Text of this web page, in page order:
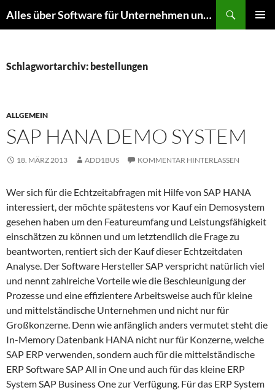
Inhalt
Alles über Software für Unternehmen und mehr
Schlagwortarchiv: bestellungen
ALLGEMEIN
SAP HANA DEMO SYSTEM
18. MÄRZ 2013 ADD1BUS KOMMENTAR HINTERLASSEN
Wer sich für die Echtzeitabfragen mit Hilfe von SAP HANA
interessiert, der möchte spätestens vor Kauf ein Demosystem
gesehen haben um den Featureumfang und Leistungsfähigkeit
einschätzen zu können und um letztendlich die Frage zu
beantworten, rentiert sich der Kauf dieser Echtzeitdaten
Analyse. Der Software Hersteller SAP verspricht natürlich viel
und nennt zahlreiche Vorteile wie die Beschleunigung der
Prozesse und eine effizientere Arbeitsweise auch für kleine
und mittelständische Unternehmen und nicht nur für
Großkonzerne. Denn wie anfänglich anders vermutet steht die
In-Memory Datenbank HANA nicht nur für Konzerne, welche
SAP ERP verwenden, sondern auch für die mittelständische
ERP Software SAP All in One und auch für das kleine ERP
System SAP Business One zur Verfügung. Für das ERP System